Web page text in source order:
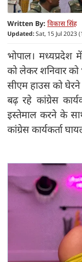
Written By: विकास सिंह
Updated:Sat, 15 Jul 2023
भोपाल। मध्यप्रदेश
को लेकर शनिवार को
सीएम हाउस को
बढ़ रहे कांग्रेस
इस्तेमाल करने के
कांग्रेस कार्यकर्ता